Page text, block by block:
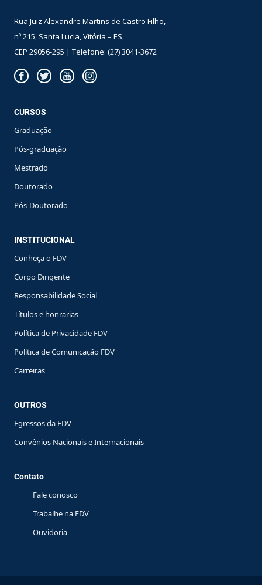
Rua Juiz Alexandre Martins de Castro Filho,
nº 215, Santa Lucia, Vitória – ES,
CEP 29056-295 | Telefone: (27) 3041-3672
CURSOS
Graduação
Pós-graduação
Mestrado
Doutorado
Pós-Doutorado
INSTITUCIONAL
Conheça o FDV
Corpo Dirigente
Responsabilidade Social
Títulos e honrarias
Política de Privacidade FDV
Política de Comunicação FDV
Carreiras
OUTROS
Egressos da FDV
Convênios Nacionais e Internacionais
Contato
Fale conosco
Trabalhe na FDV
Ouvidoria